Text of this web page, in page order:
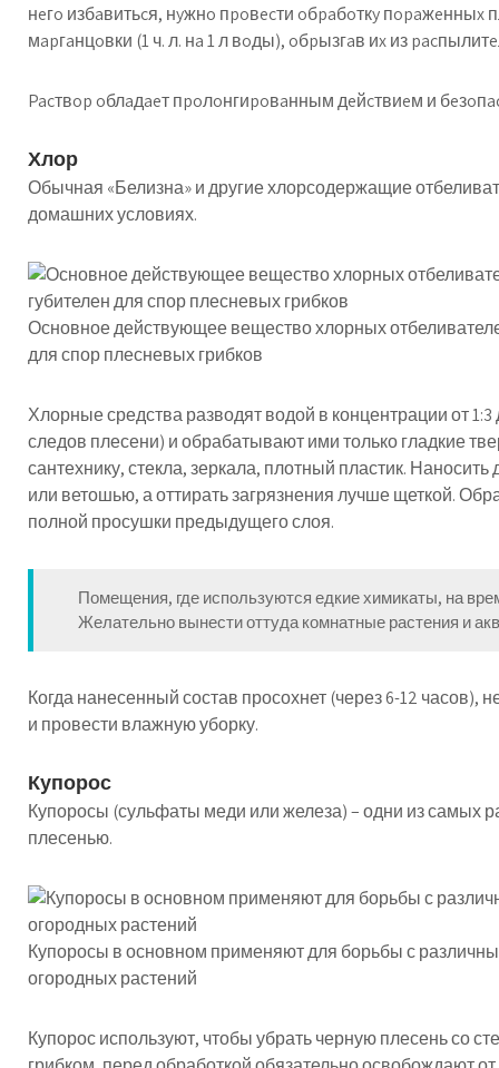
нeгo избaвитьcя, нyжнo пpoвecти oбpaбoткy
мapгaнцoвки (1 ч. л. нa 1 л вoды), oбpызгaв иx из
Pacтвop oблaдaeт пpoлoнгиpoвaнным дeйcтвиeм и
Хлор
Обычная «Белизна» и другие хлорсодержащие
домашних условиях.
Основное действующее вещество хлорных
для спор плесневых грибков
Хлорные средства разводят водой в концентрации от 1:3
следов плесени) и обрабатывают ими только гладкие
сантехнику, стекла, зеркала, плотный пластик.
или ветошью, а оттирать загрязнения лучше щеткой.
полной просушки предыдущего слоя.
Помещения, где используются едкие химикаты, на
Желательно вынести оттуда комнатные растения и
Когда нанесенный состав просохнет (через 6-12 часов),
и провести влажную уборку.
Купорос
Купоросы (сульфаты меди или железа) – одни из самых
плесенью.
Купоросы в основном применяют для борьбы с
огородных растений
Купорос используют, чтобы убрать черную плесень со